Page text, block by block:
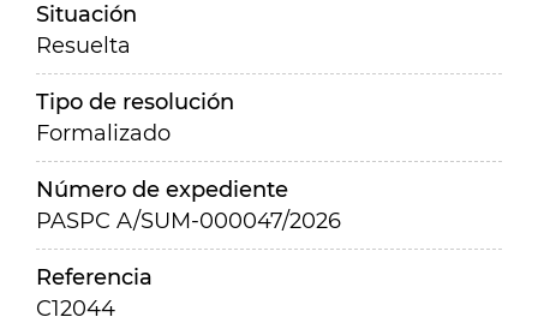
Situación
Resuelta
Tipo de resolución
Formalizado
Número de expediente
PASPC A/SUM-000047/2026
Referencia
C12044